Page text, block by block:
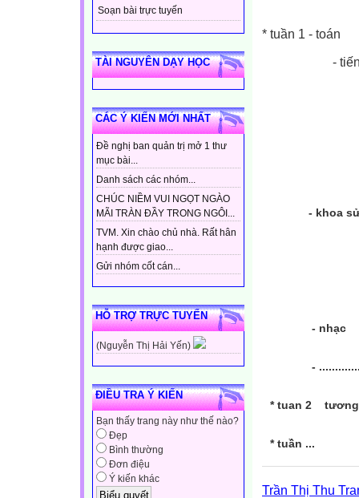
Soạn bài trực tuyến
TÀI NGUYÊN DẠY HỌC
CÁC Ý KIẾN MỚI NHẤT
Đề nghị ban quản trị mở 1 thư
mục bài...
Danh sách các nhóm...
CHÚC NIỀM VUI NGỌT NGÀO
MÃI TRÀN ĐẦY TRONG NGÔI...
TVM. Xin chào chủ nhà. Rất hân
hạnh được giao...
Gửi nhóm cốt cán...
HỖ TRỢ TRỰC TUYẾN
(Nguyễn Thị Hải Yến)
ĐIỀU TRA Ý KIẾN
Bạn thấy trang này như thế nào?
Đẹp
Bình thường
Đơn điệu
Ý kiến khác
* tuần 1 - toán
-
- khoa sử
- nhạc
-
* tuan 2
* tuần ...
Trần Thị Thu